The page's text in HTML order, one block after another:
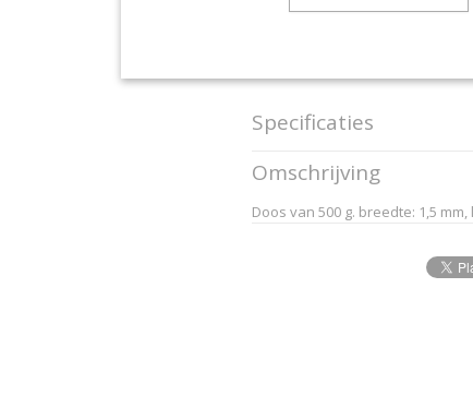
Specificaties
Productcode
EAN code
Productcode leverancier
Omschrijving
Doos van 500 g. breedte: 1,5 mm,